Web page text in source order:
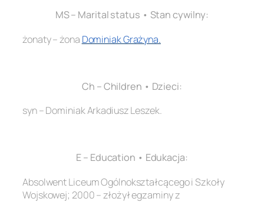
MS – Marital status • Stan cywilny:
żonaty – żona Dominiak Grażyna.
Ch – Children • Dzieci:
syn – Dominiak Arkadiusz Leszek.
E – Education • Edukacja:
Absolwent Liceum Ogólnokształcącego i Szkoły
Wojskowej; 2000 – złożył egzaminy z